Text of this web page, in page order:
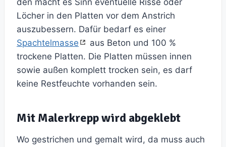
Löcher in den Platten vor dem Anstrich
auszubessern. Dafür bedarf es einer
Spachtelmasse
aus Beton und 100 %
trockene Platten. Die Platten müssen innen
sowie außen komplett trocken sein, es darf
keine Restfeuchte vorhanden sein.
Mit Malerkrepp wird abgeklebt
Wo gestrichen und gemalt wird, da muss auch